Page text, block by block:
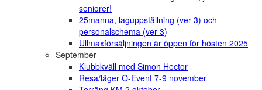
seniorer!
25manna, laguppställning (ver 3) och
personalschema (ver 3)
Ullmaxförsäljningen är öppen för hösten 2025
September
Klubbkväll med Simon Hector
Resa/läger O-Event 7-9 november